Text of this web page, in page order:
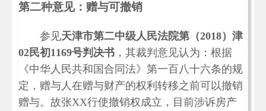
第二种意见：赠与可撤销
参见天津市第二中级人民法院第（2018）津
02民初1169号判决书 ，其裁判意见认为：根据
《中华人民共和国合同法》第一百八十六条的规
定，赠与人在赠与财产的权利转移之前可以撤销
赠与。故张XX行使撤销权成立，目前涉诉房产